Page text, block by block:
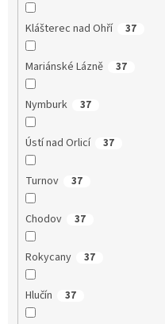
Klášterec nad Ohří 37
Mariánské Lázně 37
Nymburk 37
Ústí nad Orlicí 37
Turnov 37
Chodov 37
Rokycany 37
Hlučín 37